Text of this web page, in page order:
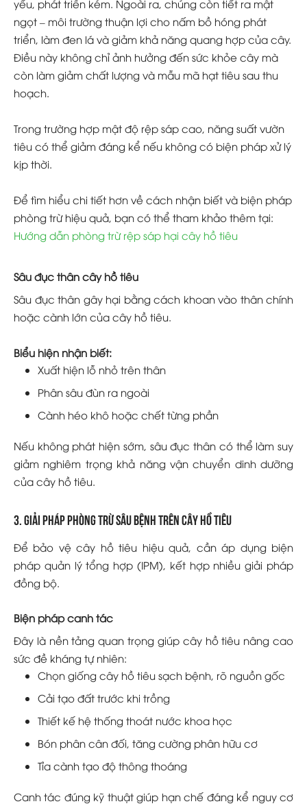
yếu, phát triển kém. Ngoài ra, chúng còn tiết ra mật
ngọt – môi trường thuận lợi cho nấm bồ hóng phát
triển, làm đen lá và giảm khả năng quang hợp của cây.
Điều này không chỉ ảnh hưởng đến sức khỏe cây mà
còn làm giảm chất lượng và mẫu mã hạt tiêu sau thu
hoạch.
Trong trường hợp mật độ rệp sáp cao, năng suất vườn
tiêu có thể giảm đáng kể nếu không có biện pháp xử lý
kịp thời.
Để tìm hiểu chi tiết hơn về cách nhận biết và biện pháp
phòng trừ hiệu quả, bạn có thể tham khảo thêm tại:
Hướng dẫn phòng trừ rệp sáp hại cây hồ tiêu
Sâu đục thân cây hồ tiêu
Sâu đục thân gây hại bằng cách khoan vào thân chính
hoặc cành lớn của cây hồ tiêu.
Biểu hiện nhận biết:
Xuất hiện lỗ nhỏ trên thân
Phân sâu đùn ra ngoài
Cành héo khô hoặc chết từng phần
Nếu không phát hiện sớm, sâu đục thân có thể làm suy
giảm nghiêm trọng khả năng vận chuyển dinh dưỡng
của cây hồ tiêu.
3. Giải pháp phòng trừ sâu bệnh trên cây hồ tiêu
Để bảo vệ cây hồ tiêu hiệu quả, cần áp dụng biện
pháp quản lý tổng hợp (IPM), kết hợp nhiều giải pháp
đồng bộ.
Biện pháp canh tác
Đây là nền tảng quan trọng giúp cây hồ tiêu nâng cao
sức đề kháng tự nhiên:
Chọn giống cây hồ tiêu sạch bệnh, rõ nguồn gốc
Cải tạo đất trước khi trồng
Thiết kế hệ thống thoát nước khoa học
Bón phân cân đối, tăng cường phân hữu cơ
Tỉa cành tạo độ thông thoáng
Canh tác đúng kỹ thuật giúp hạn chế đáng kể nguy cơ